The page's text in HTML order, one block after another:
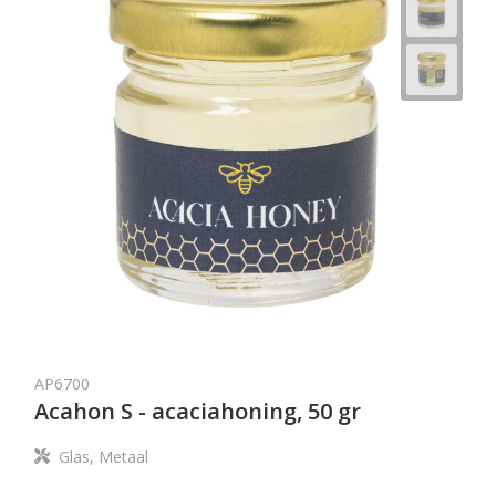
AP6700
Acahon S - acaciahoning, 50 gr
Glas, Metaal